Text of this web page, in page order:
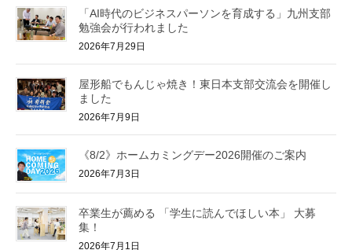
「AI時代のビジネスパーソンを育成する」九州支部
勉強会が行われました
2026年7月29日
屋形船でもんじゃ焼き！東日本支部交流会を開催し
ました
2026年7月9日
《8/2》ホームカミングデー2026開催のご案内
2026年7月3日
卒業生が薦める 「学生に読んでほしい本」 大募
集！
2026年7月1日